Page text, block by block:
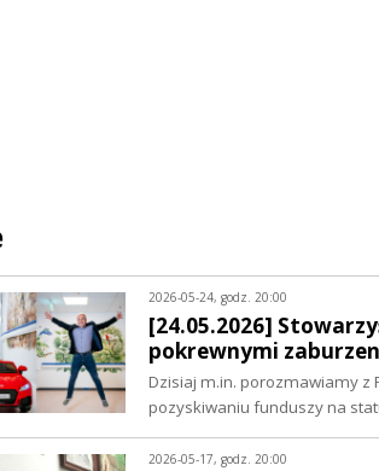
2026-05-24, godz. 20:00
[24.05.2026]
pokrewnymi
Dzisiaj m.in. porozmawiamy z
pozyskiwaniu funduszy na
2026-05-17, godz. 20:00